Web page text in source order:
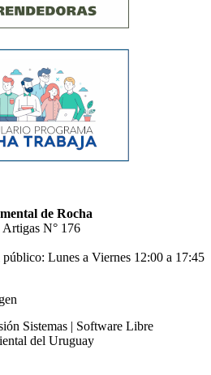
de Rocha
N° 176
Lunes a Viernes 12:00 a 17:45
Sistemas | Software Libre
del Uruguay